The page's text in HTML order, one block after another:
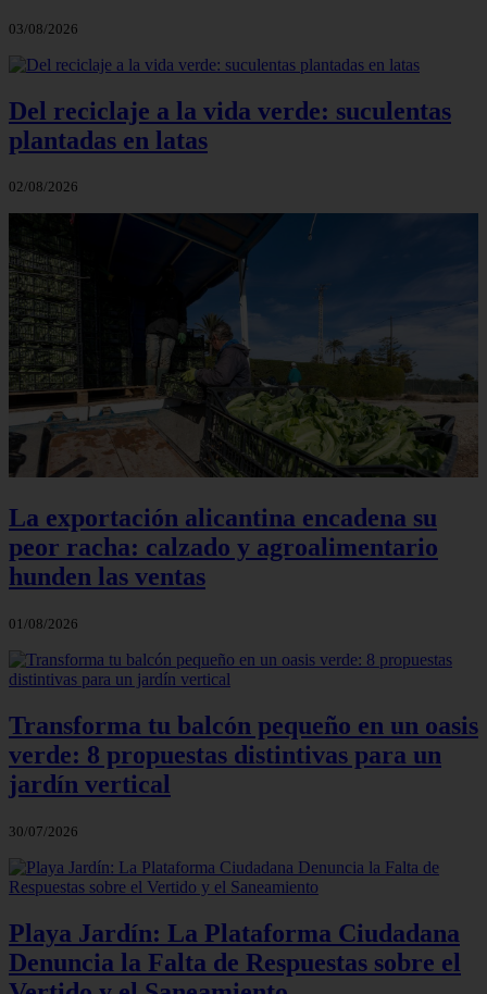
03/08/2026
Del reciclaje a la vida verde: suculentas
plantadas en latas
02/08/2026
La exportación alicantina encadena su
peor racha: calzado y agroalimentario
hunden las ventas
01/08/2026
Transforma tu balcón pequeño en un oasis
verde: 8 propuestas distintivas para un
jardín vertical
30/07/2026
Playa Jardín: La Plataforma Ciudadana
Denuncia la Falta de Respuestas sobre el